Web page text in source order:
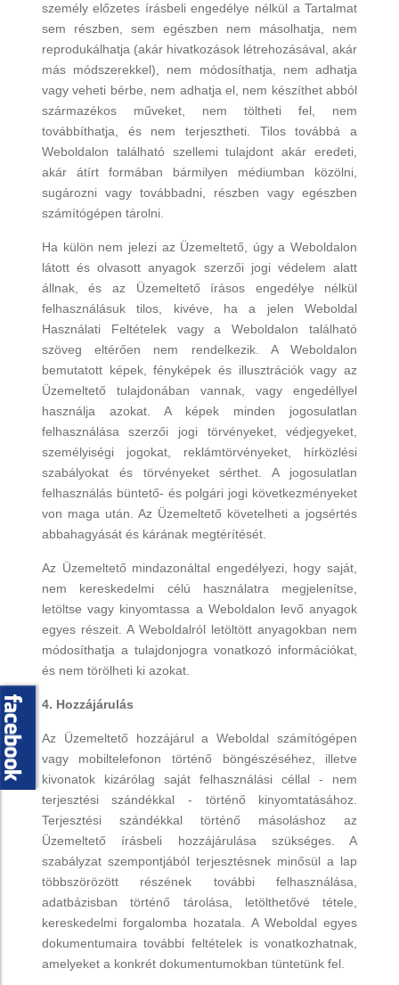
személy előzetes írásbeli engedélye nélkül a Tartalmat
sem részben, sem egészben nem másolhatja, nem
reprodukálhatja (akár hivatkozások létrehozásával, akár
más módszerekkel), nem módosíthatja, nem adhatja
vagy veheti bérbe, nem adhatja el, nem készíthet abból
származékos műveket, nem töltheti fel, nem
továbbíthatja, és nem terjesztheti. Tilos továbbá a
Weboldalon található szellemi tulajdont akár eredeti,
akár átírt formában bármilyen médiumban közölni,
sugározni vagy továbbadni, részben vagy egészben
számítógépen tárolni.
Ha külön nem jelezi az Üzemeltető, úgy a Weboldalon
látott és olvasott anyagok szerzői jogi védelem alatt
állnak, és az Üzemeltető írásos engedélye nélkül
felhasználásuk tilos, kivéve, ha a jelen Weboldal
Használati Feltételek vagy a Weboldalon található
szöveg eltérően nem rendelkezik. A Weboldalon
bemutatott képek, fényképek és illusztrációk vagy az
Üzemeltető tulajdonában vannak, vagy engedéllyel
használja azokat. A képek minden jogosulatlan
felhasználása szerzői jogi törvényeket, védjegyeket,
személyiségi jogokat, reklámtörvényeket, hírközlési
szabályokat és törvényeket sérthet. A jogosulatlan
felhasználás büntető- és polgári jogi következményeket
von maga után. Az Üzemeltető követelheti a jogsértés
abbahagyását és kárának megtérítését.
Az Üzemeltető mindazonáltal engedélyezi, hogy saját,
nem kereskedelmi célú használatra megjelenítse,
letöltse vagy kinyomtassa a Weboldalon levő anyagok
egyes részeit. A Weboldalról letöltött anyagokban nem
módosíthatja a tulajdonjogra vonatkozó információkat,
és nem törölheti ki azokat.
4. Hozzájárulás
Az Üzemeltető hozzájárul a Weboldal számítógépen
vagy mobiltelefonon történő böngészéséhez, illetve
kivonatok kizárólag saját felhasználási céllal - nem
terjesztési szándékkal - történő kinyomtatásához.
Terjesztési szándékkal történő másoláshoz az
Üzemeltető írásbeli hozzájárulása szükséges. A
szabályzat szempontjából terjesztésnek minősül a lap
többszörözött részének további felhasználása,
adatbázisban történő tárolása, letölthetővé tétele,
kereskedelmi forgalomba hozatala. A Weboldal egyes
dokumentumaira további feltételek is vonatkozhatnak,
amelyeket a konkrét dokumentumokban tüntetünk fel.